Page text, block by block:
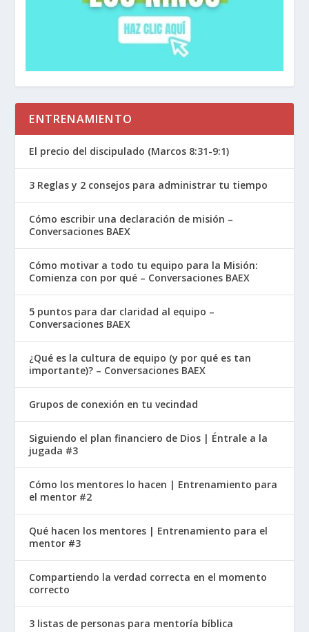
ENTRENAMIENTO
El precio del discipulado (Marcos 8:31-9:1)
3 Reglas y 2 consejos para administrar tu tiempo
Cómo escribir una declaración de misión –
Conversaciones BAEX
Cómo motivar a todo tu equipo para la Misión:
Comienza con por qué – Conversaciones BAEX
5 puntos para dar claridad al equipo –
Conversaciones BAEX
¿Qué es la cultura de equipo (y por qué es tan
importante)? – Conversaciones BAEX
Grupos de conexión en tu vecindad
Siguiendo el plan financiero de Dios | Éntrale a la
jugada #3
Cómo los mentores lo hacen | Entrenamiento para
el mentor #2
Qué hacen los mentores | Entrenamiento para el
mentor #3
Compartiendo la verdad correcta en el momento
correcto
3 listas de personas para mentoría bíblica